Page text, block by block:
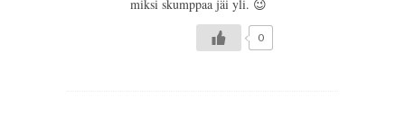
miksi skumppaa jäi yli. 😉
0